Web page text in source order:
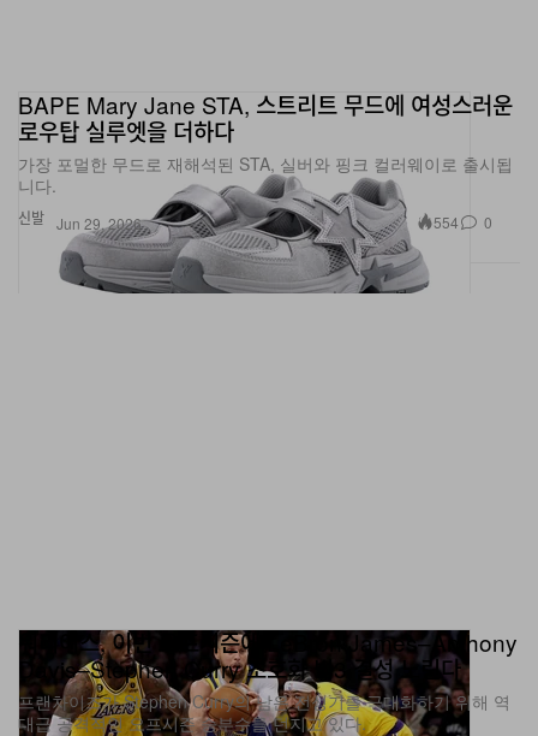
신발
BAPE Mary Jane STA, 스트리트 무드에 여성스러운
로우탑 실루엣을 더하다
가장 포멀한 무드로 재해석된 STA, 실버와 핑크 컬러웨이로 출시됩
니다.
Jun 29, 2026 554 0
워리어스, 이번 오프시즌에 LeBron James–Anthony
Davis–Stephen Curry 초호화 빅3 결성 노린다
프랜차이즈가 Stephen Curry의 남은 전성기를 극대화하기 위해 역
대급 공격적인 오프시즌 승부수를 던지고 있다.